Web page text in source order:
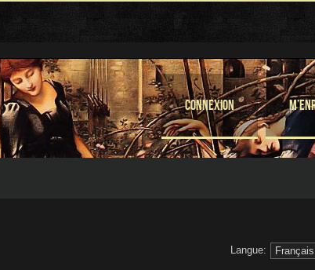
Connexion
Langue: